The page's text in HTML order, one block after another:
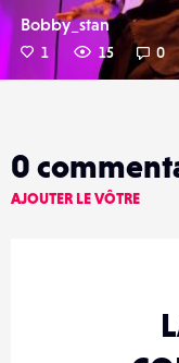
Bobby_stan
1 15 0
0
AJOUTER LE VÔTRE